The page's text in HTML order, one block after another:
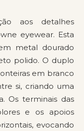
aos detalhes
eyewear. Esta
metal dourado
polido. O duplo
em branco
si, criando uma
Os terminais das
e os apoios
evocando